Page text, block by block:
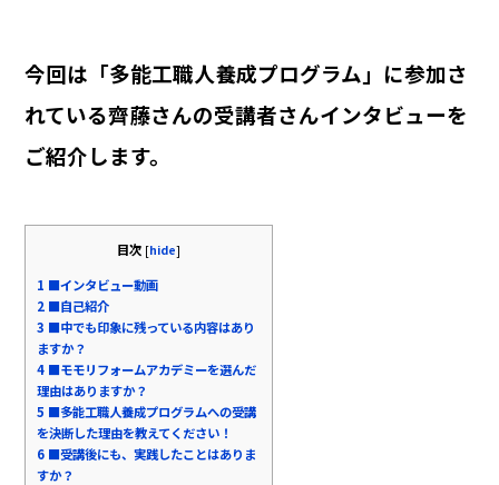
今回は「多能工職人養成プログラム」に参加さ
れている齊藤さんの受講者さんインタビューを
ご紹介します。
目次 [hide]
1 ■インタビュー動画
2 ■自己紹介
3 ■中でも印象に残っている内容はあり
ますか？
4 ■モモリフォームアカデミーを選んだ
理由はありますか？
5 ■多能工職人養成プログラムへの受講
を決断した理由を教えてください！
6 ■受講後にも、実践したことはありま
すか？